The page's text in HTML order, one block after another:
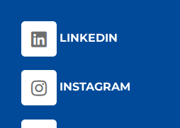
LINKEDIN
INSTAGRAM